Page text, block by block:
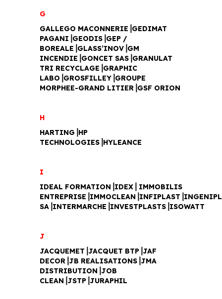
G
GALLEGO MACONNERIE⎥GEDIMAT
PAGANI⎥GEODIS⎥GEP /
BOREALE⎥GLASS’INOV⎥GM
INCENDIE⎥GONCET SAS⎥GRANULAT
TRI RECYCLAGE⎥GRAPHIC
LABO⎥GROSFILLEY⎥GROUPE
MORPHEE-GRAND LITIER⎥GSF ORION
H
HARTING⎥HP
TECHNOLOGIES⎥HYLEANCE
I
IDEAL FORMATION⎥IDEX⎥ IMMOBILIS
SA⎥INTERMARCHE⎥INVESTPLASTS⎥ISOWATT
J
JACQUEMET⎥JACQUET BTP⎥JAF
DECOR⎥JB REALISATIONS⎥JMA
DISTRIBUTION⎥JOB
CLEAN⎥JSTP⎥JURAPHIL